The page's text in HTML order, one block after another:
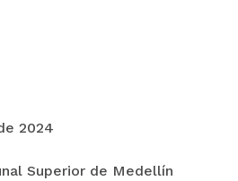
2024
Superior de Medellín